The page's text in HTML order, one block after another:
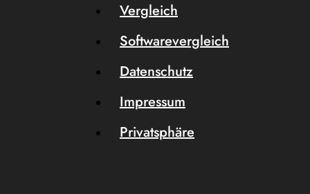
Vergleich
Softwarevergleich
Datenschutz
Impressum
Privatsphäre